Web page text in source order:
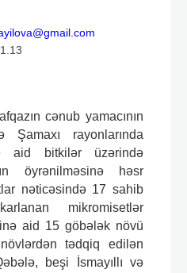
cənub yamacının
Şamaxı rayonlarında
aid bitkilər üzərində
öyrənilməsinə həsr
nəticəsində 17 sahib
mikromisetlər
aid 15 göbələk növü
tədqiq edilən
beşi İsmayıllı və